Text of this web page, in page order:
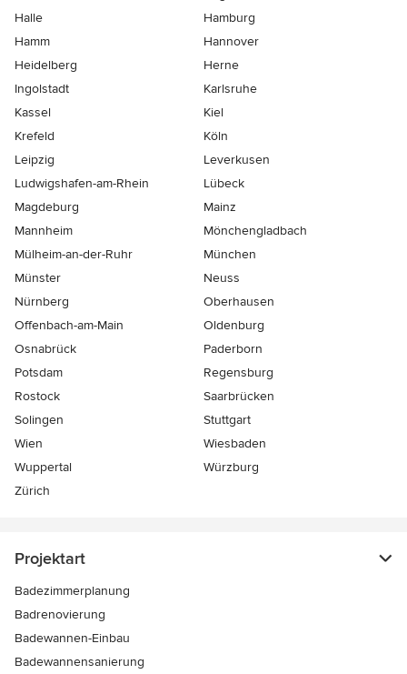
Halle
Hamburg
Hamm
Hannover
Heidelberg
Herne
Ingolstadt
Karlsruhe
Kassel
Kiel
Krefeld
Köln
Leipzig
Leverkusen
Ludwigshafen-am-Rhein
Lübeck
Magdeburg
Mainz
Mannheim
Mönchen­gladbach
Mülheim-an-der-Ruhr
München
Münster
Neuss
Nürnberg
Oberhausen
Offenbach-am-Main
Oldenburg
Osnabrück
Paderborn
Potsdam
Regensburg
Rostock
Saarbrücken
Solingen
Stuttgart
Wien
Wiesbaden
Wuppertal
Würzburg
Zürich
Projektart
Badezimmerplanung
Badrenovierung
Badewannen-Einbau
Badewannensanierung